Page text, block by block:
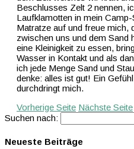
Beschlusses Zelt 2 nennen,
Laufklamotten in mein
Matratze auf und freue mich,
zwischen uns und dem Sand
eine Kleinigkeit zu essen,
Wasser in Kontakt und als
ich jede Menge Sand und
denke: alles ist gut! Ein
durchdringt mich.
Vorherige Seite Nächste Seite
Suchen nach:
Neueste Beiträge